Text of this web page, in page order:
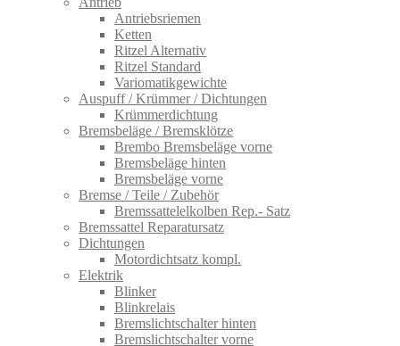
Antriebsriemen
Ketten
Ritzel Alternativ
Ritzel Standard
Variomatikgewichte
Auspuff / Krümmer / Dichtungen
Krümmerdichtung
Bremsbeläge / Bremsklötze
Brembo Bremsbeläge vorne
Bremsbeläge hinten
Bremsbeläge vorne
Bremse / Teile / Zubehör
Bremssattelelkolben Rep.- Satz
Bremssattel Reparatursatz
Dichtungen
Motordichtsatz kompl.
Elektrik
Blinker
Blinkrelais
Bremslichtschalter hinten
Bremslichtschalter vorne